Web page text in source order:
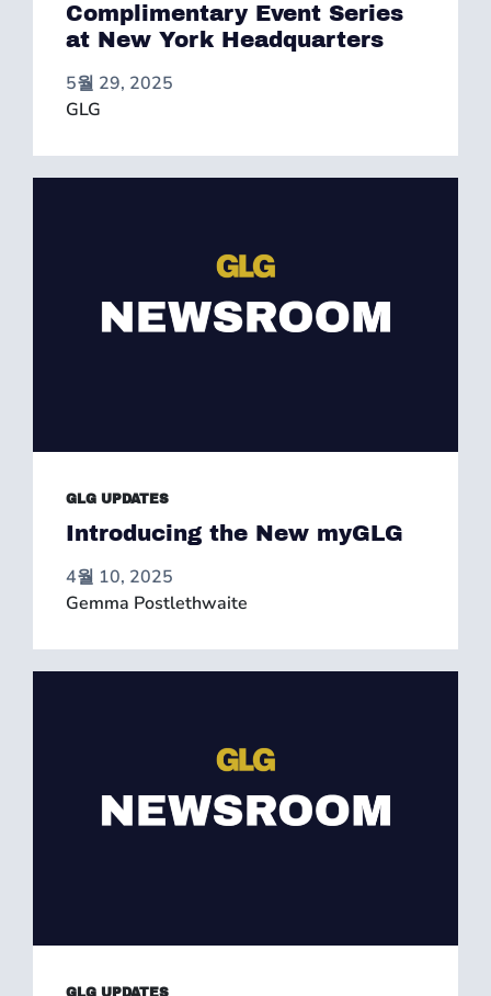
Complimentary Event Series
at New York Headquarters
5월 29, 2025
GLG
GLG UPDATES
Introducing the New myGLG
4월 10, 2025
Gemma Postlethwaite
GLG UPDATES